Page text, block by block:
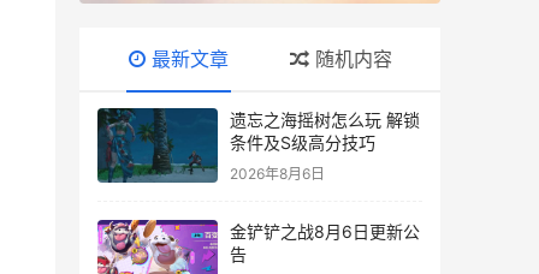
最新文章 随机内容
遗忘之海摇树怎么玩 解锁
条件及S级高分技巧
2026年8月6日
金铲铲之战8月6日更新公
告